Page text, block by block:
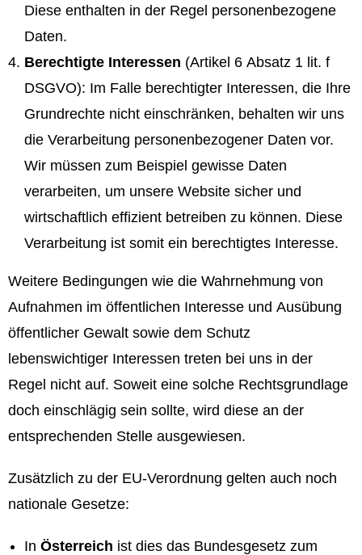
Diese enthalten in der Regel personenbezogene
Daten.
Berechtigte Interessen (Artikel 6 Absatz 1 lit. f
DSGVO): Im Falle berechtigter Interessen, die Ihre
Grundrechte nicht einschränken, behalten wir uns
die Verarbeitung personenbezogener Daten vor.
Wir müssen zum Beispiel gewisse Daten
verarbeiten, um unsere Website sicher und
wirtschaftlich effizient betreiben zu können. Diese
Verarbeitung ist somit ein berechtigtes Interesse.
Weitere Bedingungen wie die Wahrnehmung von
Aufnahmen im öffentlichen Interesse und Ausübung
öffentlicher Gewalt sowie dem Schutz
lebenswichtiger Interessen treten bei uns in der
Regel nicht auf. Soweit eine solche Rechtsgrundlage
doch einschlägig sein sollte, wird diese an der
entsprechenden Stelle ausgewiesen.
Zusätzlich zu der EU-Verordnung gelten auch noch
nationale Gesetze:
In Österreich ist dies das Bundesgesetz zum